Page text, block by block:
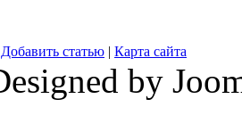
Добавить статью | Карта сайта
by